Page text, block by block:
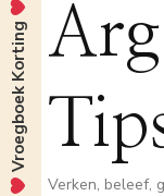
Verken, beleef,
Vroegboek Korting